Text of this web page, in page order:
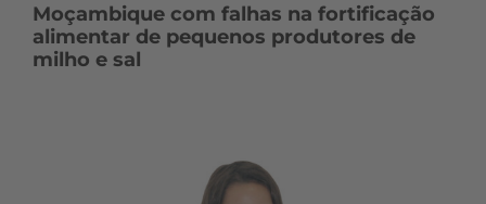
Moçambique com falhas na fortificação
alimentar de pequenos produtores de
milho e sal